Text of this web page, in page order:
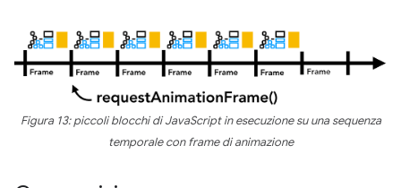
Figura 13: piccoli blocchi di JavaScript in esecuzione su una sequenza
temporale con frame di animazione